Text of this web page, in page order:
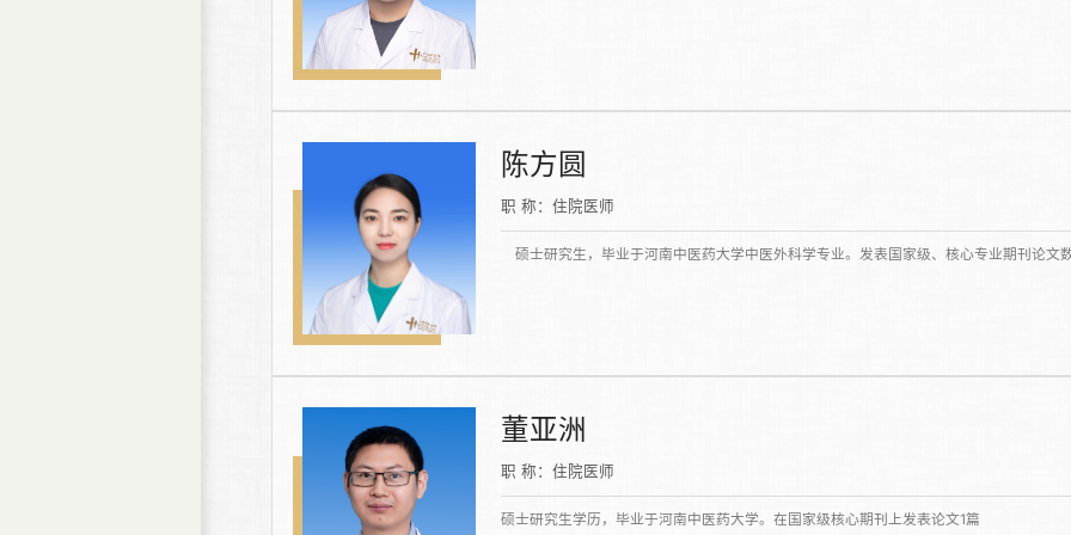
陈方圆
职 称：住院医师
硕士研究生，毕业于河南中医药大学中医外科学专业。发表国家级、核心专业期刊论文
董亚洲
职 称：住院医师
硕士研究生学历，毕业于河南中医药大学。在国家级核心期刊上发表论文1篇